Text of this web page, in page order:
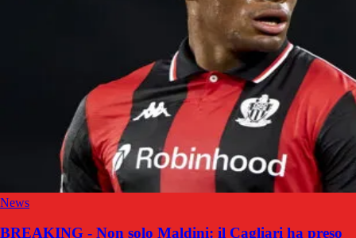
News
BREAKING - Non solo Maldini: il Cagliari ha preso